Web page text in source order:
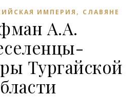
ИМПЕРИЯ , СЛАВЯНЕ
А.А.
Тургайской